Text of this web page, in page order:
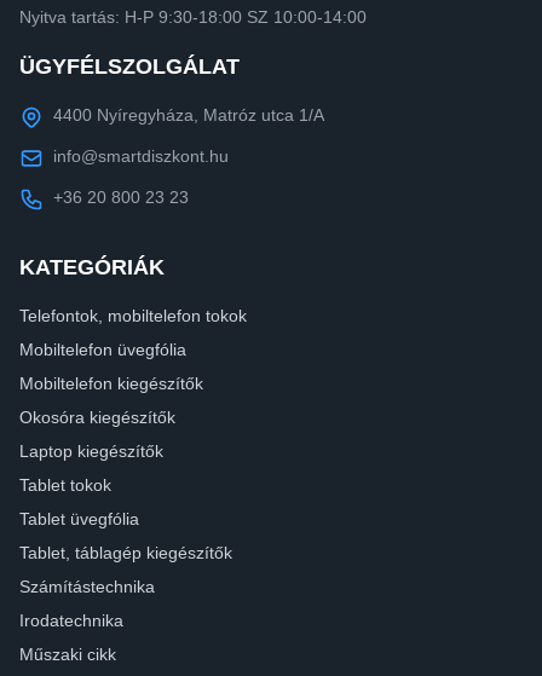
Nyitva tartás: H-P 9:30-18:00 SZ 10:00-14:00
ÜGYFÉLSZOLGÁLAT
4400 Nyíregyháza, Matróz utca 1/A
info@smartdiszkont.hu
+36 20 800 23 23
KATEGÓRIÁK
Telefontok, mobiltelefon tokok
Mobiltelefon üvegfólia
Mobiltelefon kiegészítők
Okosóra kiegészítők
Laptop kiegészítők
Tablet tokok
Tablet üvegfólia
Tablet, táblagép kiegészítők
Számítástechnika
Irodatechnika
Műszaki cikk